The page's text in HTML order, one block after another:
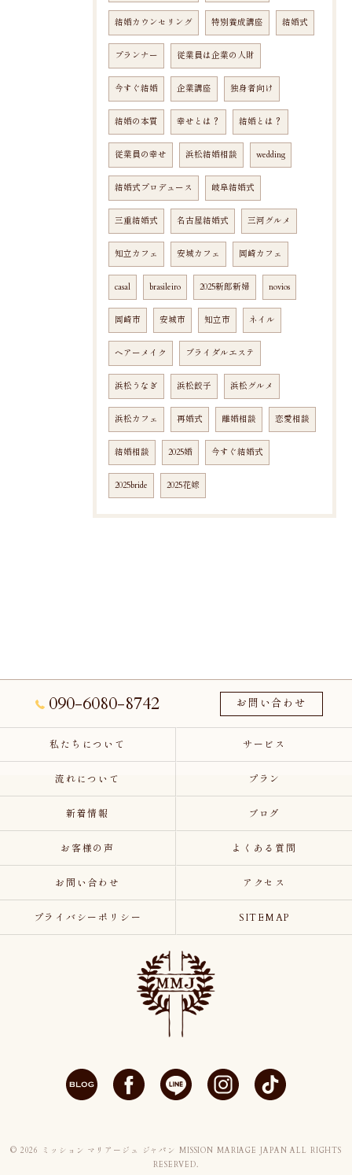
結婚カウンセリング 特別養成講座 結婚式
プランナー 従業員は企業の人財
今すぐ結婚 企業講座 独身者向け
結婚の本質 幸せとは？ 結婚とは？
従業員の幸せ 浜松結婚相談 wedding
結婚式プロデュース 岐阜結婚式
三重結婚式 名古屋結婚式 三河グルメ
知立カフェ 安城カフェ 岡崎カフェ
casal brasileiro 2025新郎新婦 novios
岡崎市 安城市 知立市 ネイル
ヘアーメイク ブライダルエステ
浜松うなぎ 浜松餃子 浜松グルメ
浜松カフェ 再婚式 離婚相談 恋愛相談
結婚相談 2025婚 今すぐ結婚式
2025bride 2025花嫁
090-6080-8742 お問い合わせ
私たちについて サービス
流れについて プラン
新着情報 ブログ
お客様の声 よくある質問
お問い合わせ アクセス
プライバシーポリシー SITEMAP
© 2026 ミッション マリアージュ ジャパン MISSION MARIAGE JAPAN ALL RIGHTS
RESERVED.